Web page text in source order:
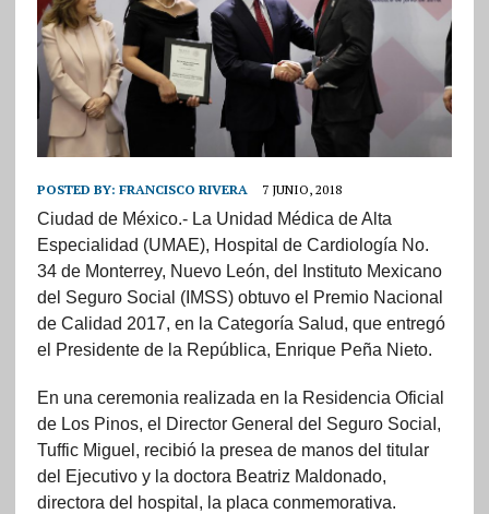
POSTED BY: FRANCISCO RIVERA 7 JUNIO, 2018
Ciudad de México.- La Unidad Médica de Alta
Especialidad (UMAE), Hospital de Cardiología No.
34 de Monterrey, Nuevo León, del Instituto Mexicano
del Seguro Social (IMSS) obtuvo el Premio Nacional
de Calidad 2017, en la Categoría Salud, que entregó
el Presidente de la República, Enrique Peña Nieto.
En una ceremonia realizada en la Residencia Oficial
de Los Pinos, el Director General del Seguro SociaI,
Tuffic Miguel, recibió la presea de manos del titular
del Ejecutivo y la doctora Beatriz Maldonado,
directora del hospital, la placa conmemorativa.